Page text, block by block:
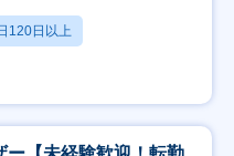
120日以上